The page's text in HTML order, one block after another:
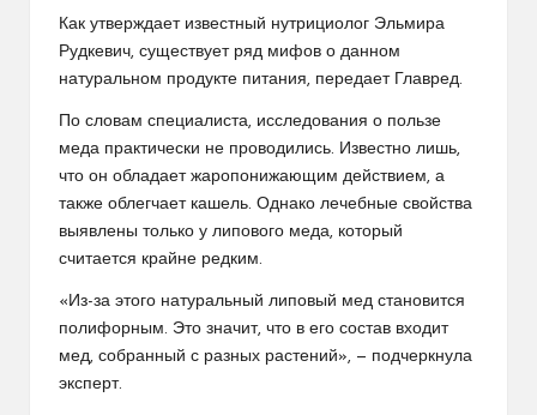
Как утверждает известный нутрициолог Эльмира
Рудкевич, существует ряд мифов о данном
натуральном продукте питания, передает Главред.
По словам специалиста, исследования о пользе
меда практически не проводились. Известно лишь,
что он обладает жаропонижающим действием, а
также облегчает кашель. Однако лечебные свойства
выявлены только у липового меда, который
считается крайне редким.
«Из-за этого натуральный липовый мед становится
полифорным. Это значит, что в его состав входит
мед, собранный с разных растений», — подчеркнула
эксперт.